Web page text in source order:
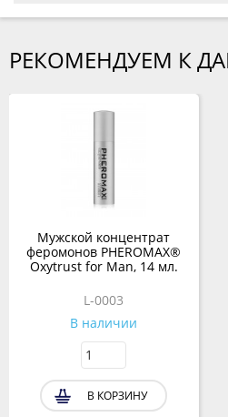
РЕКОМЕНДУЕМ К
Мужской концентрат
феромонов PHEROMAX®
Oxytrust for Man, 14 мл.
L-0003
В наличии
В КОРЗИНУ